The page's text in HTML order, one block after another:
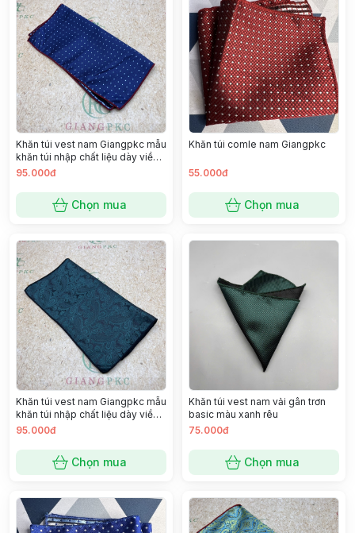
Khăn túi vest nam Giangpkc mẫu
khăn túi nhập chất liệu dày viền
đẹp SP 2221338
95.000đ
Chọn mua
Khăn túi comle nam Giangpkc
55.000đ
Chọn mua
Khăn túi vest nam Giangpkc mẫu
khăn túi nhập chất liệu dày viền
đẹp SP 2221344
95.000đ
Chọn mua
Khăn túi vest nam vải gân trơn
basic màu xanh rêu
75.000đ
Chọn mua